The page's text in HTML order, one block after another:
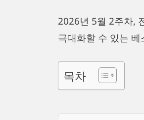
2026년 5월 2주차,
극대화할 수 있는
목차